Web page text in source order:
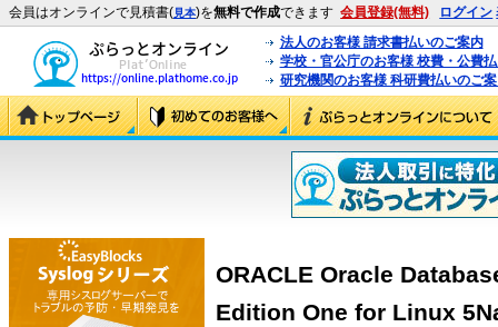
会員はオンラインで見積書(見本)を無料で作成できます 会員登録(無料) ログイン
法人のお客様 請求書払いのご案内
学校・官公庁のお客様 校費・公費
研究機関のお客様 科研費払いのご
ORACLE Oracle
Edition One for Linux